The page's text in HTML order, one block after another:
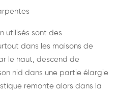
utilisés sont des
dans les maisons de
le haut, descend de
nid dans une partie élargie
remonte alors dans la